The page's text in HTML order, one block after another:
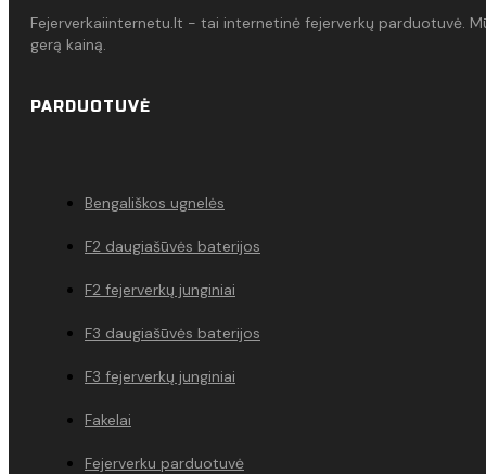
Fejerverkaiinternetu.lt - tai internetinė fejerverkų parduotuvė.
gerą kainą.
PARDUOTUVĖ
Bengališkos ugnelės
F2 daugiašūvės baterijos
F2 fejerverkų junginiai
F3 daugiašūvės baterijos
F3 fejerverkų junginiai
Fakelai
Fejerverku parduotuvė